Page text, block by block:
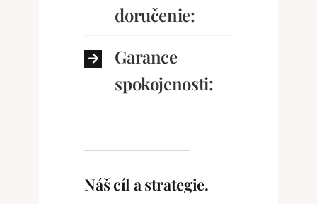
doručenie:
Garance
spokojenosti:
Náš cíl a strategie.